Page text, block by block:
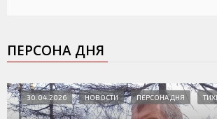
ПЕРСОНА ДНЯ
30.04.2026 НОВОСТИ ПЕРСОНА ДНЯ